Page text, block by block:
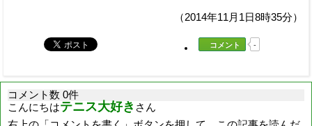
（2014年11月1日8時35分）
コメント -
コメント数 0件
こんにちはテニス大好き さん